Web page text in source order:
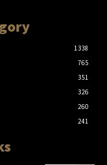
1338
765
351
326
260
241